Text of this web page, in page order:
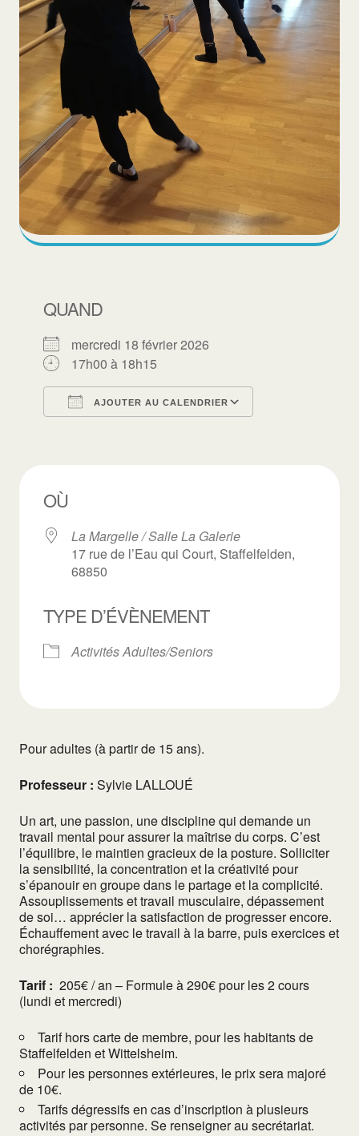
QUAND
mercredi 18 février 2026
17h00 à 18h15
AJOUTER AU CALENDRIER
OÙ
La Margelle / Salle La Galerie
17 rue de l’Eau qui Court, Staffelfelden,
68850
TYPE D’ÉVÈNEMENT
Activités Adultes/Seniors
Pour adultes (à partir de 15 ans).
Professeur : Sylvie LALLOUÉ
Un art, une passion, une discipline qui demande un
travail mental pour assurer la maîtrise du corps. C’est
l’équilibre, le maintien gracieux de la posture. Solliciter
la sensibilité, la concentration et la créativité pour
s’épanouir en groupe dans le partage et la complicité.
Assouplissements et travail musculaire, dépassement
de soi… apprécier la satisfaction de progresser encore.
Échauffement avec le travail à la barre, puis exercices et
chorégraphies.
Tarif : 205€ / an – Formule à 290€ pour les 2 cours
(lundi et mercredi)
Tarif hors carte de membre, pour les habitants de
Staffelfelden et Wittelsheim.
Pour les personnes extérieures, le prix sera majoré
de 10€.
Tarifs dégressifs en cas d’inscription à plusieurs
activités par personne. Se renseigner au secrétariat.